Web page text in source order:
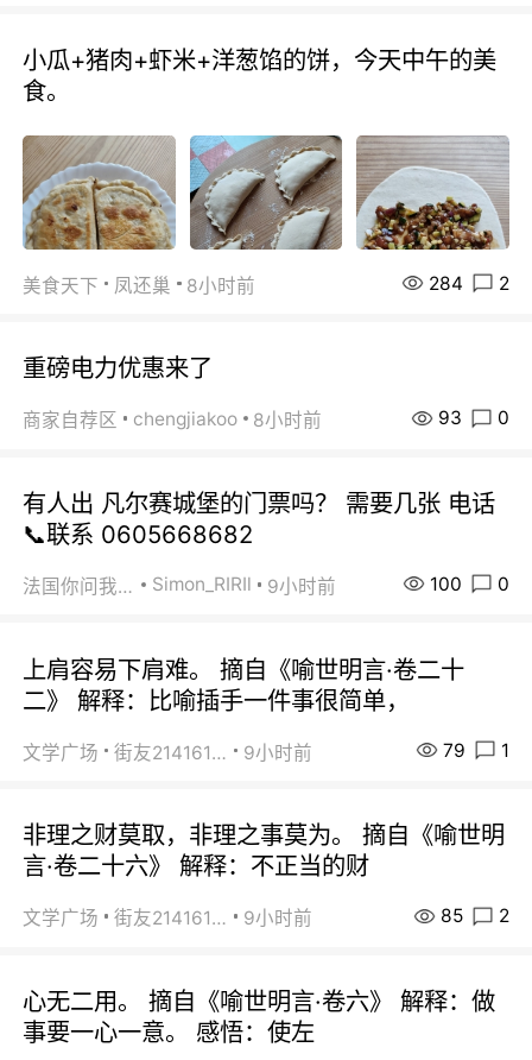
小瓜+猪肉+虾米+洋葱馅的饼，今天中午的美
食。
美食天下 凤还巢 8小时前 284 2
重磅电力优惠来了
商家自荐区 chengjiakoo 8小时前 93 0
有人出 凡尔赛城堡的门票吗？ 需要几张 电话
📞联系 0605668682
法国你问我答 Simon_RIRIl 9小时前 100 0
上肩容易下肩难。 摘自《喻世明言·卷二十
二》 解释：比喻插手一件事很简单，
文学广场 街友21416156 9小时前 79 1
非理之财莫取，非理之事莫为。 摘自《喻世明
言·卷二十六》 解释：不正当的财
文学广场 街友21416156 9小时前 85 2
心无二用。 摘自《喻世明言·卷六》 解释：做
事要一心一意。 感悟：使左